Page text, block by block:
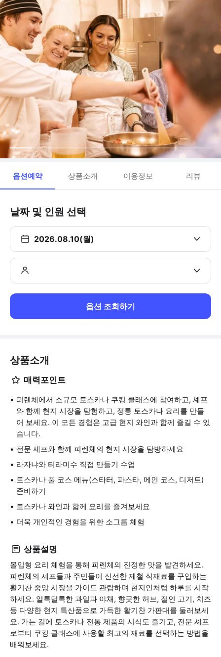
옵션예약 상품소개 이용정보 리뷰
날짜 및 인원 선택
2026.08.10(월)
옵션 조회하기
상품소개
매력포인트
피렌체에서 소규모 토스카나 쿠킹 클래스에 참여하고, 셰프
와 함께 현지 시장을 탐험하고, 정통 토스카나 요리를 만들
어 보세요. 이 모든 경험은 고급 현지 와인과 함께 즐길 수 있
습니다.
전문 셰프와 함께 피렌체의 현지 시장을 탐방하세요
라자냐와 티라미수 직접 만들기 수업
토스카나 풀 코스 메뉴(스타터, 파스타, 메인 코스, 디저트)
준비하기
토스카나 와인과 함께 요리를 즐겨보세요
더욱 개인적인 경험을 위한 소그룹 체험
상품설명
몰입형 요리 체험을 통해 피렌체의 진정한 맛을 발견하세요.
피렌체의 셰프들과 주민들이 신선한 제철 식재료를 구입하는
활기찬 중앙 시장을 가이드 관람하며 현지인처럼 하루를 시작
하세요. 알록달록한 과일과 야채, 향긋한 허브, 절인 고기, 치즈
등 다양한 현지 특산품으로 가득한 활기찬 가판대를 둘러보세
요. 가는 길에 토스카나 전통 제품의 시식도 즐기고, 전문 셰프
로부터 쿠킹 클래스에 사용할 최고의 재료를 선택하는 방법을
배워보세요.